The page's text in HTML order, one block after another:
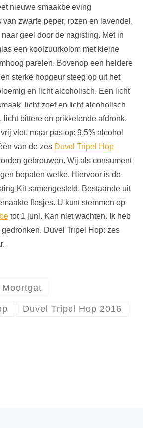
nieuwe smaakbeleving
van zwarte peper, rozen en lavendel.
geel door de nagisting. Met in
een koolzuurkolom met kleine
parelen. Bovenop een heldere
sterke hopgeur steeg op uit het
en licht alcoholisch. Een licht
licht zoet en licht alcoholisch.
licht bittere en prikkelende afdronk.
vlot, maar pas op: 9,5% alcohol
van de zes Duvel Tripel Hop
gebrouwen. Wij als consument
bepalen welke. Hiervoor is de
Kit samengesteld. Bestaande uit
flesjes. U kunt stemmen op
tot 1 juni. Kan niet wachten. Ik heb
Duvel Tripel Hop: zes
Moortgat
Duvel Tripel Hop 2016